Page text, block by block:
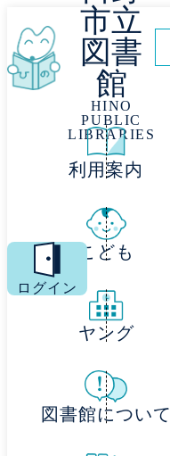
市立
図書
館
HINO
PUBLIC
LIBRARIES
MENU
ログイン
利用案内
こども
ヤング
図書館について